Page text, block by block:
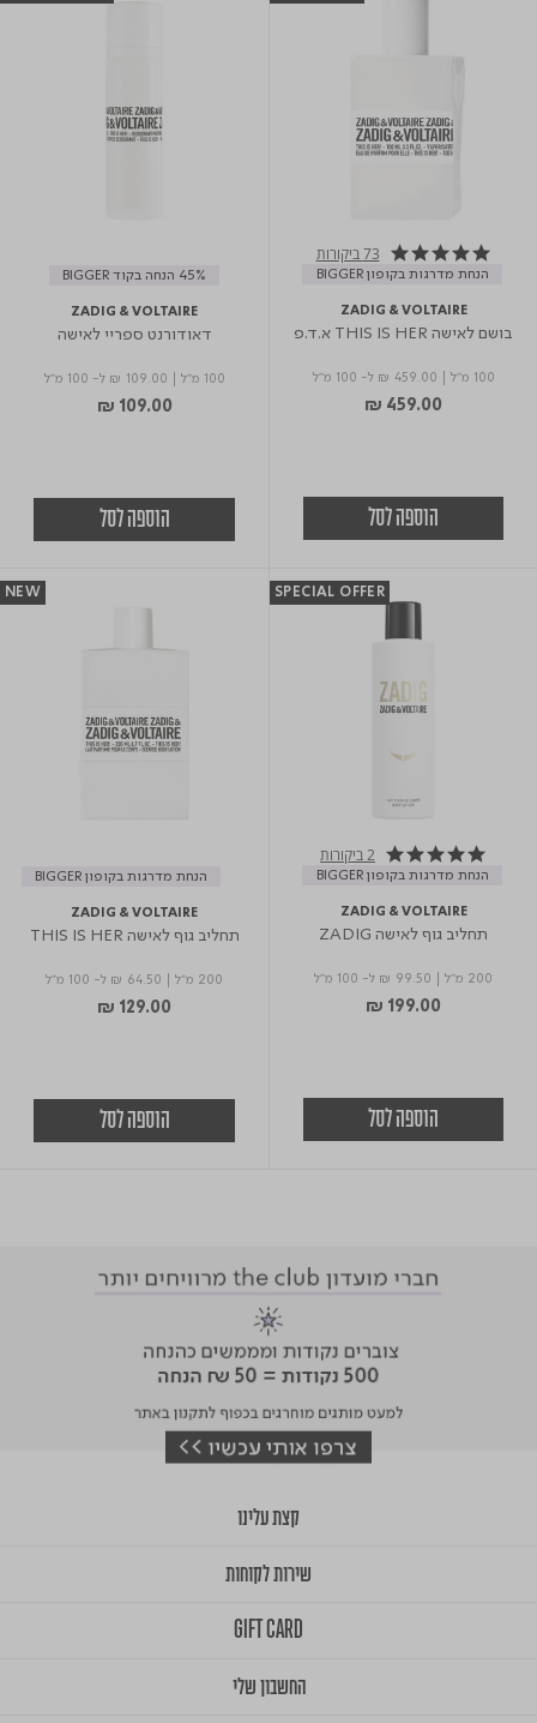
5.0 star rating 73 ביקורות
הנחת מדרגות בקופון BIGGER
ZADIG & VOLTAIRE
בושם לאישה THIS IS HER א.ד.פ
100 מ"ל ₪ 459.00 ל- 100 מ"ל
₪ 459.00
הוספה לסל
45% הנחה בקוד BIGGER
ZADIG & VOLTAIRE
דאודורנט ספריי לאישה
100 מ"ל ₪ 109.00 ל- 100 מ"ל
₪ 109.00
הוספה לסל
5.0 star rating 2 ביקורות
הנחת מדרגות בקופון BIGGER
SPECIAL OFFER
ZADIG & VOLTAIRE
תחליב גוף לאישה ZADIG
200 מ"ל ₪ 99.50 ל- 100 מ"ל
₪ 199.00
הוספה לסל
הנחת מדרגות בקופון BIGGER
NEW
ZADIG & VOLTAIRE
תחליב גוף לאישה THIS IS HER
200 מ"ל ₪ 64.50 ל- 100 מ"ל
₪ 129.00
הוספה לסל
קצת עלינו
שירות לקוחות
GIFT CARD
החשבון שלי